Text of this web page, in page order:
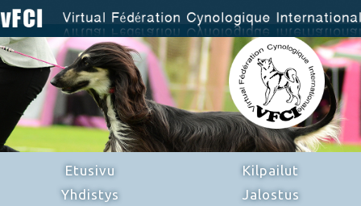
Etusivu
Yhdistys
Kilpailut
Jalostus